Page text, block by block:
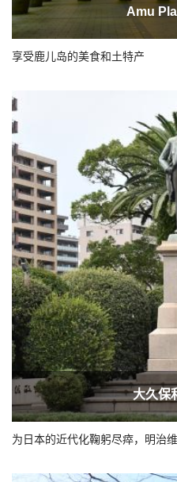
Amu
享受鹿儿岛的美食和土特产
大久保
为日本的近代化鞠躬尽瘁，明治